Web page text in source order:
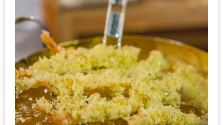
เชียงใหม่
บัตร
รับ
ประทาน
บุฟเฟ่ต์
ฟรี
ที่